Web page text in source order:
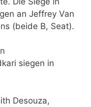
an Jeffrey Van
(beide B, Seat).
siegen in
Desouza,